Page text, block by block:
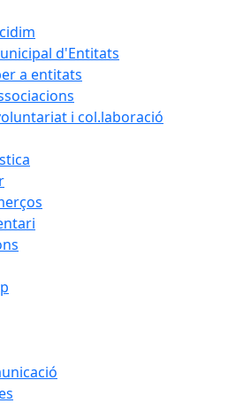
d'Entitats
a entitats
i col.laboració